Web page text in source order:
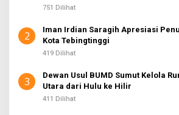
Ahmad
751 Dilihat
2
Iman Irdian Saragih Apresiasi
Kota Tebingtinggi
419 Dilihat
3
Dewan Usul BUMD Sumut Kelola
Utara dari Hulu ke Hilir
411 Dilihat